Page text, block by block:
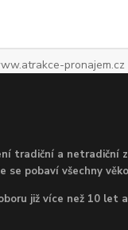
pronajem.cz
tradiční a netradiční
se pobaví všechny
již více než 10 let